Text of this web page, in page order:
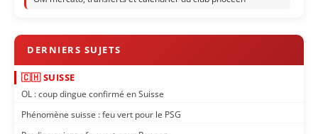
🇨🇭 SUISSE
OL : coup dingue confirmé en Suisse
Phénomène suisse : feu vert pour le PSG